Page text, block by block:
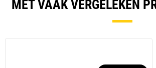
graafmachines op
op wielen.
MET VAAK VERGELEKEN